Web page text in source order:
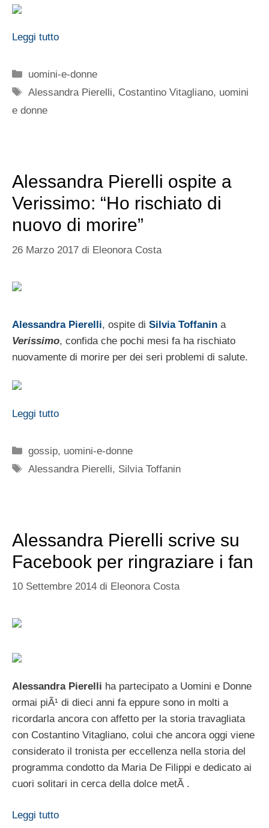
Leggi tutto
Categorie
uomini-e-donne
Tag
Alessandra Pierelli, Costantino Vitagliano, uomini
e donne
Alessandra Pierelli ospite a
Verissimo: “Ho rischiato di
nuovo di morire”
26 Marzo 2017 di Eleonora Costa
Alessandra Pierelli, ospite di Silvia Toffanin a
Verissimo, confida che pochi mesi fa ha rischiato
nuovamente di morire per dei seri problemi di salute.
Leggi tutto
Categorie
gossip, uomini-e-donne
Tag
Alessandra Pierelli, Silvia Toffanin
Alessandra Pierelli scrive su
Facebook per ringraziare i fan
10 Settembre 2014 di Eleonora Costa
Alessandra Pierelli ha partecipato a Uomini e Donne
ormai piÃ¹ di dieci anni fa eppure sono in molti a
ricordarla ancora con affetto per la storia travagliata
con Costantino Vitagliano, colui che ancora oggi viene
considerato il tronista per eccellenza nella storia del
programma condotto da Maria De Filippi e dedicato ai
cuori solitari in cerca della dolce metÃ .
Leggi tutto